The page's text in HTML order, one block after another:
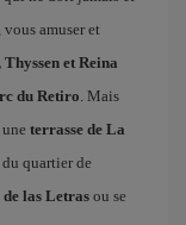
amuser et
et Reina
du Retiro. Mais
terrasse de La
quartier de
las Letras ou se